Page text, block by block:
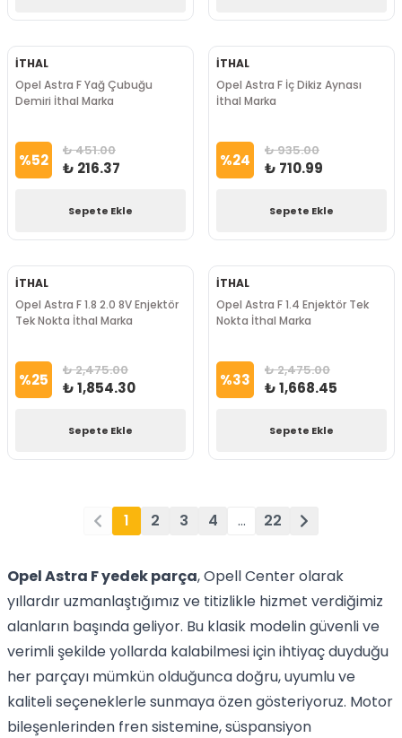
İTHAL
Opel Astra F Yağ Çubuğu
Demiri İthal Marka
%52 ₺ 451.00
₺ 216.37
Sepete Ekle
İTHAL
Opel Astra F İç Dikiz Aynası
İthal Marka
%24 ₺ 935.00
₺ 710.99
Sepete Ekle
İTHAL
Opel Astra F 1.8 2.0 8V Enjektör
Tek Nokta İthal Marka
%25 ₺ 2,475.00
₺ 1,854.30
Sepete Ekle
İTHAL
Opel Astra F 1.4 Enjektör Tek
Nokta İthal Marka
%33 ₺ 2,475.00
₺ 1,668.45
Sepete Ekle
1 2 3 4 … 22
Opel Astra F yedek parça, Opell Center olarak
yıllardır uzmanlaştığımız ve titizlikle hizmet verdiğimiz
alanların başında geliyor. Bu klasik modelin güvenli ve
verimli şekilde yollarda kalabilmesi için ihtiyaç duyduğu
her parçayı mümkün olduğunca doğru, uyumlu ve
kaliteli seçeneklerle sunmaya özen gösteriyoruz. Motor
bileşenlerinden fren sistemine, süspansiyon